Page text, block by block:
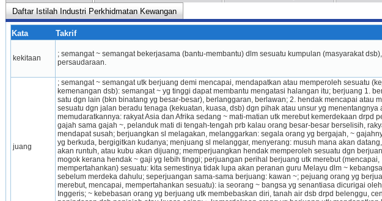
Daftar Istilah Industri Perkhidmatan Kewangan
Kata Takrif
kekitaan
; semangat ~ semangat bekerja­sama (bantu-membantu) dlm sesuatu kumpul­an (masyarakat
persaudaraan.
juang
; semangat ~ semangat utk berjuang demi mencapai, mendapatkan atau memperoleh sesuatu
kemenangan dsb): se­mangat ~ yg tinggi dapat membantu meng­atasi halangan itu; berjuang 1.
satu dgn lain (bkn binatang yg besar-besar), berlanggaran, ber­lawan; 2. hendak mencapai atau
sesuatu dgn jalan beradu tenaga (kekuatan, kuasa, dsb) dgn pihak atau unsur yg menen­tangnya
memudaratkannya: rakyat Asia dan Afrika sedang ~ mati-matian utk merebut kemerdekaan drpd
gajah sama gajah ~, pelanduk mati di tengah-tengah prb kalau orang besar-besar berselisih,
mendapat susah; berjuangkan sl melagakan, melanggarkan: segala orang yg bergajah, ~
yg berkuda, bergigitkan kudanya; menjuang sl melanggar, menyerang: musuh mana akan
akan run­tuh, atau kubu akan dijuang; memperjuangkan hendak memperoleh se­suatu dgn
mogok kerana hendak ~ gaji yg lebih tinggi; perjuangan perihal berjuang utk merebut (mencapai,
mempertahankan) sesuatu: kita semestinya tidak lupa akan peranan guru Melayu dlm ~
sebelum merdeka dahulu; seperjuangan sama-sama berjuang: ka­wan ~; pejuang orang yg
merebut, mencapai, mempertahankan sesuatu): ia seorang ~ bangsa yg senantiasa dicurigai
Inggeris; ~ kebebasan orang yg berjuang utk mem­bebaskan diri, tanah air dsb drpd belenggu,